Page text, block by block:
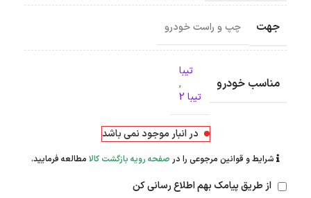
جهت چپ و راست خودرو
مناسب خودرو
تیبا
,
تیبا 2
در انبار موجود نمی باشد
شرایط و قوانین مرجوعی را در صفحه رویه بازگشت کالا مطالعه فرمایید.
از طریق پیامک بهم اطلاع رسانی کن